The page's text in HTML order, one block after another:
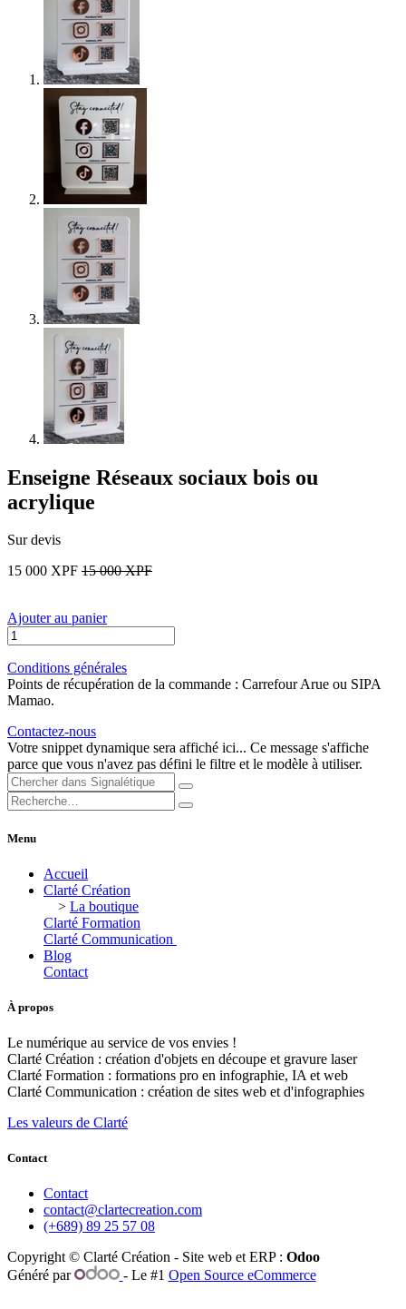
Enseigne Réseaux sociaux bois ou
acrylique
Sur devis
15 000 XPF 15 000XPF
Ajouter au panier
Conditions générales
Points de récupération de la commande : Carrefour Arue ou SIPA
Mamao.
Contactez-nous
Votre snippet dynamique sera affiché ici... Ce message s'affiche
parce que vous n'avez pas défini le filtre et le modèle à utiliser.
Menu
Accueil
Clarté Création
> La boutique
Clarté Formation
Clarté Communication
Blog
Contact
À propos
Le numérique au service de vos envies !
Clarté Création : création d'objets en découpe et gravure laser
Clarté Formation : formations pro en infographie, IA et web
Clarté Communication : création de sites web et d'infographies
Les valeurs de Clarté
Contact
Contact
contact@clartecreation.com
(+689) 89 25 57 08
Copyright © Clarté Création - Site web et ERP : Odoo
Généré par
- Le #1 Open Source eCommerce